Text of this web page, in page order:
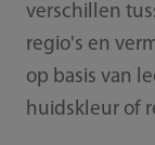
verschillen
regio's en
op basis van
huidskleur of